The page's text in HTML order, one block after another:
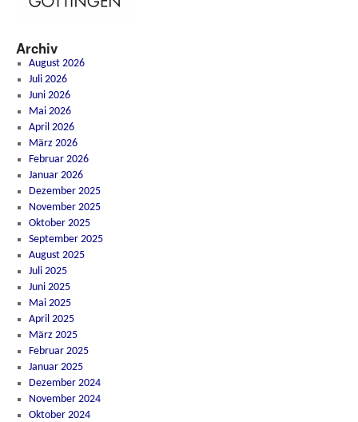
Archiv
August 2026
Juli 2026
Juni 2026
Mai 2026
April 2026
März 2026
Februar 2026
Januar 2026
Dezember 2025
November 2025
Oktober 2025
September 2025
August 2025
Juli 2025
Juni 2025
Mai 2025
April 2025
März 2025
Februar 2025
Januar 2025
Dezember 2024
November 2024
Oktober 2024